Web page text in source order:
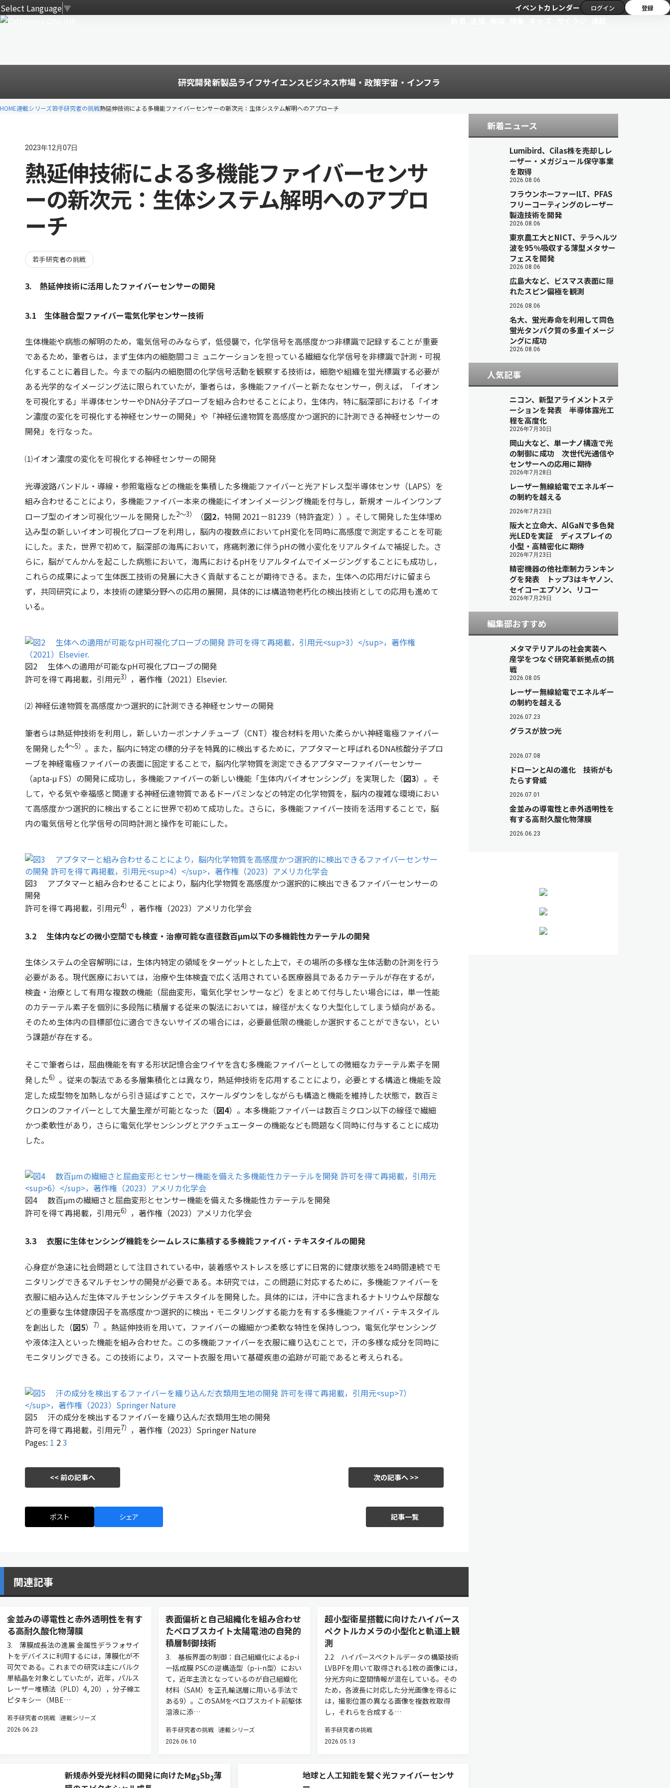
Select Language▼ イベントカレンダー ログイン 登録
研究開発新製品ライフサイエンスビジネス市場・政策宇宙・インフラ
HOME連載シリーズ若手研究者の挑戦熱延伸技術による多機能ファイバーセンサーの新次元：生体システム解明へのアプローチ
2023年12月07日
熱延伸技術による多機能ファイバーセンサ
ーの新次元：生体システム解明へのアプロ
ーチ
若手研究者の挑戦
3. 熱延伸技術に活用したファイバーセンサーの開発
3.1 生体融合型ファイバー電気化学センサー技術
生体機能や病態の解明のため，電気信号のみならず，低侵襲で，化学信号を高感度かつ非標識で記録することが重要
であるため，筆者らは，まず生体内の細胞間コミ ュニケーションを担っている繊細な化学信号を非標識で計測・可視
化することに着目した。今までの脳内の細胞間の化学信号活動を観察する技術は，細胞や組織を蛍光標識する必要が
ある光学的なイメージング法に限られていたが，筆者らは，多機能ファイバーと新たなセンサー，例えば，「イオン
を可視化する」半導体センサーやDNA分子プローブを組み合わせることにより，生体内，特に脳深部における「イオ
ン濃度の変化を可視化する神経センサーの開発」や「神経伝達物質を高感度かつ選択的に計測できる神経センサーの
開発」を行なった。
⑴イオン濃度の変化を可視化する神経センサーの開発
光導波路バンドル・導線・参照電極などの機能を集積した多機能ファイバーと光アドレス型半導体センサ（LAPS）を
組み合わせることにより，多機能ファイバー本来の機能にイオンイメージング機能を付与し，新規オ ールインワンプ
ローブ型のイオン可視化ツールを開発した2～3） （図2，特開 2021－81239（特許査定））。そして開発した生体埋め
込み型の新しいイオン可視化プローブを利用し，脳内の複数点においてpH変化を同時に高感度で測定することを可能
にした。また，世界で初めて，脳深部の海馬において，疼痛刺激に伴うpHの微小変化をリアルタイムで補捉した。さ
らに，脳がてんかんを起こした病態において，海馬におけるpHをリアルタイムでイメージングすることにも成功し，
これらの成果によって生体医工技術の発展に大きく貢献することが期待できる。また，生体への応用だけに留まら
ず，共同研究により，本技術の建築分野への応用の展開，具体的には構造物老朽化の検出技術としての応用も進めて
いる。
図2 生体への適用が可能なpH可視化プローブの開発
許可を得て再掲載，引用元3） ，著作権（2021）Elsevier.
⑵ 神経伝達物質を高感度かつ選択的に計測できる神経センサーの開発
筆者らは熱延伸技術を利用し，新しいカーボンナノチューブ（CNT）複合材料を用いた柔らかい神経電極ファイバー
を開発した4～5） 。また，脳内に特定の標的分子を特異的に検出するために，アプタマーと呼ばれるDNA核酸分子プロ
ーブを神経電極ファイバーの表面に固定することで，脳内化学物質を測定できるアプタマーファイバーセンサー
（apta-μ FS）の開発に成功し，多機能ファイバーの新しい機能「生体内バイオセンシング」を実現した（図3）。そ
して，やる気や幸福感と関連する神経伝達物質であるドーパミンなどの特定の化学物質を，脳内の複雑な環境におい
て高感度かつ選択的に検出することに世界で初めて成功した。さらに，多機能ファイバー技術を活用することで，脳
内の電気信号と化学信号の同時計測と操作を可能にした。
図3 アプタマーと組み合わせることにより，脳内化学物質を高感度かつ選択的に検出できるファイバーセンサーの
開発
許可を得て再掲載，引用元4） ，著作権（2023）アメリカ化学会
3.2 生体内などの微小空間でも検査・治療可能な直径数百µm以下の多機能性カテーテルの開発
生体システムの全容解明には，生体内特定の領域をターゲットとした上で，その場所の多様な生体活動の計測を行う
必要がある。現代医療においては，治療や生体検査で広く活用されている医療器具であるカテーテルが存在するが，
検査・治療として有用な複数の機能（屈曲変形，電気化学センサーなど）をまとめて付与したい場合には，単一性能
のカテーテル素子を個別に多段階に積層する従来の製法においては，線径が太くなり大型化してしまう傾向がある。
そのため生体内の目標部位に適合できないサイズの場合には，必要最低限の機能しか選択することができない，とい
う課題が存在する。
そこで筆者らは，屈曲機能を有する形状記憶合金ワイヤを含む多機能ファイバーとしての微細なカテーテル素子を開
発した6） 。従来の製法である多層集積化とは異なり，熱延伸技術を応用することにより，必要とする構造と機能を設
定した成型物を加熱しながら引き延ばすことで，スケールダウンをしながらも構造と機能を維持した状態で，数百ミ
クロンのファイバーとして大量生産が可能となった（図4）。本多機能ファイバーは数百ミクロン以下の線径で繊細
かつ柔軟性があり，さらに電気化学センシングとアクチュエーターの機能なども問題なく同時に付与することに成功
した。
図4 数百μmの繊細さと屈曲変形とセンサー機能を備えた多機能性カテーテルを開発
許可を得て再掲載，引用元6） ，著作権（2023）アメリカ化学会
3.3 衣服に生体センシング機能をシームレスに集積する多機能ファイバ・テキスタイルの開発
心身症が急速に社会問題として注目されている中，装着感やストレスを感じずに日常的に健康状態を24時間連続でモ
ニタリングできるマルチセンサの開発が必要である。本研究では，この問題に対応するために，多機能ファイバーを
衣服に組み込んだ生体マルチセンシングテキスタイルを開発した。具体的には，汗中に含まれるナトリウムや尿酸な
どの重要な生体健康因子を高感度かつ選択的に検出・モニタリングする能力を有する多機能ファイバ・テキスタイル
を創出した（図5） 7） 。熱延伸技術を用いて，ファイバーの繊細かつ柔軟な特性を保持しつつ，電気化学センシング
や液体注入といった機能を組み合わせた。この多機能ファイバーを衣服に織り込むことで，汗の多様な成分を同時に
モニタリングできる。この技術により，スマート衣服を用いて基礎疾患の追跡が可能であると考えられる。
図5 汗の成分を検出するファイバーを織り込んだ衣類用生地の開発
許可を得て再掲載，引用元7） ，著作権（2023）Springer Nature
Pages: 1 2 3
<< 前の記事へ 次の記事へ >>
ポスト シェア 記事一覧
関連記事
金並みの導電性と赤外透明性を有す
る高耐久酸化物薄膜
3. 薄膜成長法の進展 金属性デラフォサイ
トをデバイスに利用するには，薄膜化が不
可欠である。これまでの研究は主にバルク
単結晶を対象としていたが，近年，パルス
レーザー堆積法（PLD）4, 20），分子線エ
ピタキシー（MBE…
若手研究者の挑戦 連載シリーズ
2026.06.23
表面偏析と自己組織化を組み合わせ
たペロブスカイト太陽電池の自発的
積層制御技術
3. 基板界面の制御：自己組織化によるp-i
一括成膜 PSCの逆構造型（p-i-n型）におい
て，近年主流となっているのが自己組織化
材料（SAM）を正孔輸送層に用いる手法で
ある9）。このSAMをペロブスカイト前駆体
溶液に添…
若手研究者の挑戦 連載シリーズ
2026.06.10
超小型衛星搭載に向けたハイパース
ペクトルカメラの小型化と軌道上観
測
2.2 ハイパースペクトルデータの構築技術
LVBPFを用いて取得される1枚の画像には，
分光方向に空間情報が混在している。その
ため，各波長に対応した分光画像を得るに
は，撮影位置の異なる画像を複数枚取得
し，それらを合成する…
若手研究者の挑戦
2026.05.13
新規赤外受光材料の開発に向けたMg3Sb2薄
地球と人工知能を繋ぐ光ファイバーセンサ
新着ニュース
Lumibird、Cilas株を売却しレ
ーザー・メガジュール保守事業
を取得
2026.08.06
フラウンホーファーILT、PFAS
フリーコーティングのレーザー
製造技術を開発
2026.08.06
東京農工大とNICT、テラヘルツ
波を95％吸収する薄型メタサー
フェスを開発
2026.08.06
広島大など、ビスマス表面に隠
れたスピン偏極を観測
2026.08.06
名大、蛍光寿命を利用して同色
蛍光タンパク質の多重イメージ
ングに成功
2026.08.06
人気記事
ニコン、新型アライメントステ
ーションを発表 半導体露光工
程を高度化
2026年7月30日
岡山大など、単一ナノ構造で光
の制御に成功 次世代光通信や
センサーへの応用に期待
2026年7月28日
レーザー無線給電でエネルギー
の制約を越える
2026年7月23日
阪大と立命大、AlGaNで多色発
光LEDを実証 ディスプレイの
小型・高精密化に期待
2026年7月23日
精密機器の他社牽制力ランキン
グを発表 トップ3はキヤノン、
セイコーエプソン、リコー
2026年7月29日
編集部おすすめ
メタマテリアルの社会実装へ
産学をつなぐ研究革新拠点の挑
戦
2026.08.05
レーザー無線給電でエネルギー
の制約を越える
2026.07.23
グラスが放つ光
2026.07.08
ドローンとAIの進化 技術がも
たらす脅威
2026.07.01
金並みの導電性と赤外透明性を
有する高耐久酸化物薄膜
2026.06.23